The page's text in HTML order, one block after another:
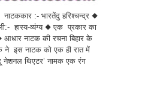
:- भारतेंदु हरिश्चन्द्र ◆
हास्य-व्यंग्य ◆ एक प्रकार का
नाटक की रचना बिहार के
इस नाटक को एक ही रात में
नेशनल थिएटर’ नामक एक रंग